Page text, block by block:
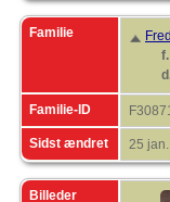
Familie
f.
Familie-ID
Sidst ændret 25
Billeder